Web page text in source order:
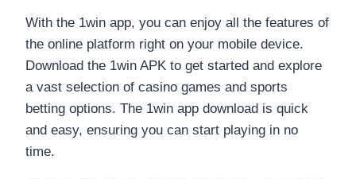
With the 1win app, you can enjoy all the features of
the online platform right on your mobile device.
Download the 1win APK to get started and explore
a vast selection of casino games and sports
betting options. The 1win app download is quick
and easy, ensuring you can start playing in no
time.